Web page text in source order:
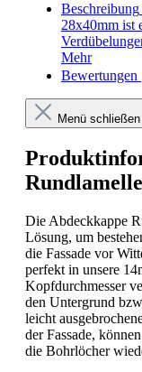
Beschreibung
28x40mm ist
Mehr
Bewertungen
Menü schließen
Die Abdeckkappe
Lösung, um
die Fassade vor
perfekt in unsere
Kopfdurchmesser
den Untergrund
leicht
der Fassade,
die Bohrlöcher